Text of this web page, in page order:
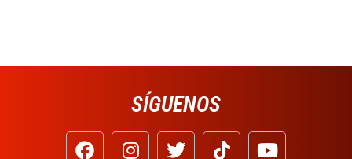
SÍGUENOS